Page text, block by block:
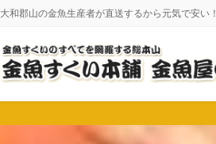
大和郡山の金魚生産者が直送するから元気で安い！